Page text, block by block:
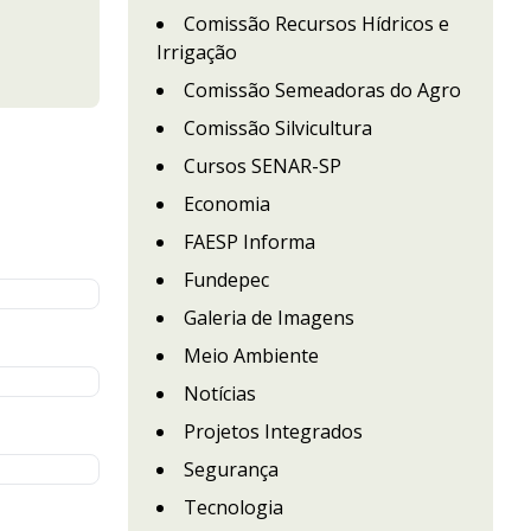
Comissão Recursos Hídricos e
Irrigação
Comissão Semeadoras do Agro
Comissão Silvicultura
Cursos SENAR-SP
Economia
FAESP Informa
Fundepec
Galeria de Imagens
Meio Ambiente
Notícias
Projetos Integrados
Segurança
Tecnologia